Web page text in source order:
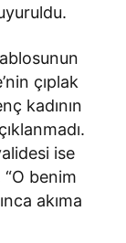
çıplak
kadının
ise
“O benim
akıma